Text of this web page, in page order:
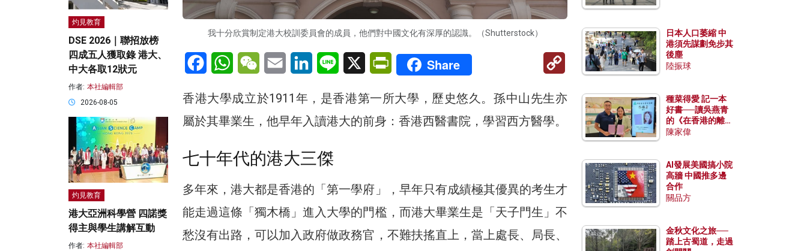
我十分欣賞制定港大校訓委員會的成員，他們對中國文化有深厚的認識。（Shutterstock）
FacebookWhatsAppWeChatEmail LinkedInLine X PrintFriendly
Share
Copy
香港大學成立於1911年，是香港第一所大學，歷史悠久。孫中山先生亦
屬於其畢業生，他早年入讀港大的前身：香港西醫書院，學習西方醫學。
七十年代的港大三傑
多年來，港大都是香港的「第一學府」，早年只有成績極其優異的考生才
能走過這條「獨木橋」進入大學的門檻，而港大畢業生是「天子門生」不
愁沒有出路，可以加入政府做政務官，不難扶搖直上，當上處長、局長、
灼見教育
DSE 2026｜聯招放榜
四成五人獲取錄 港大、
中大各取12狀元
作者: 本社編輯部
2026-08-05
灼見教育
港大亞洲科學營 四諾獎
得主與學生講解互動
作者: 本社編輯部
日本人口萎縮 中
港須先謀劃免步其
後塵
陸振球
種菜得愛 記一本
好書──讀吳燕青
的《在香港的離島
種菜》
陳家偉
AI發展美國搞小院
高牆 中國推多邊
合作
關品方
金秋文化之旅──
踏上古蜀道，走過